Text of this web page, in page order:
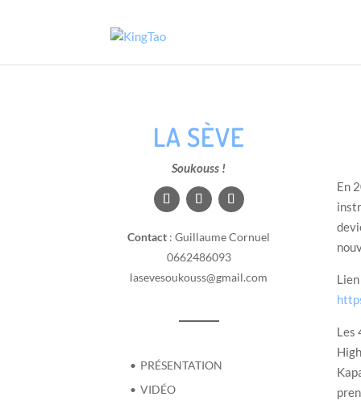
LA SÈVE
Soukouss !
Contact : Guillaume Cornuel
0662486093
lasevesoukouss@gmail.com
PRÉSENTATION
VIDÉO
En
Les